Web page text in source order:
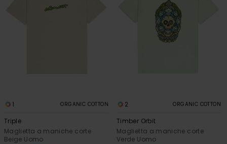
1 ORGANIC COTTON
Triple
Maglietta a maniche corte
Beige Uomo
2 ORGANIC COTTON
Timber Orbit
Maglietta a maniche corte
Verde Uomo